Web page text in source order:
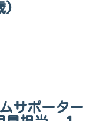
)
サポーター